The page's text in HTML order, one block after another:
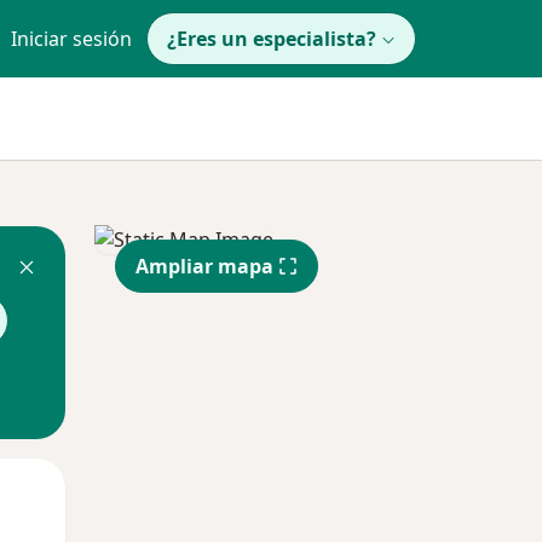
Iniciar sesión ¿Eres un especialista?
Ampliar mapa